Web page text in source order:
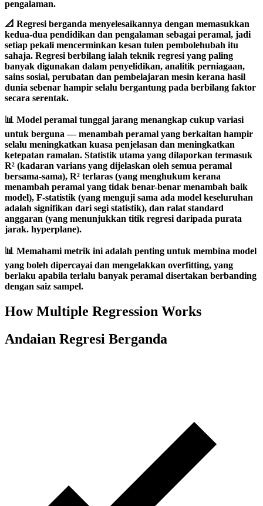
pengalaman.
📐 Regresi berganda menyelesaikannya dengan memasukkan
kedua-dua pendidikan dan pengalaman sebagai peramal, jadi
setiap pekali mencerminkan kesan tulen pembolehubah itu
sahaja. Regresi berbilang ialah teknik regresi yang paling
banyak digunakan dalam penyelidikan, analitik perniagaan,
sains sosial, perubatan dan pembelajaran mesin kerana hasil
dunia sebenar hampir selalu bergantung pada berbilang faktor
secara serentak.
📊 Model peramal tunggal jarang menangkap cukup variasi
untuk berguna — menambah peramal yang berkaitan hampir
selalu meningkatkan kuasa penjelasan dan meningkatkan
ketepatan ramalan. Statistik utama yang dilaporkan termasuk
R² (kadaran varians yang dijelaskan oleh semua peramal
bersama-sama), R² terlaras (yang menghukum kerana
menambah peramal yang tidak benar-benar menambah baik
model), F-statistik (yang menguji sama ada model keseluruhan
adalah signifikan dari segi statistik), dan ralat standard
anggaran (yang menunjukkan titik regresi daripada purata
jarak. hyperplane).
📊 Memahami metrik ini adalah penting untuk membina model
yang boleh dipercayai dan mengelakkan overfitting, yang
berlaku apabila terlalu banyak peramal disertakan berbanding
dengan saiz sampel.
How Multiple Regression Works
Andaian Regresi Berganda